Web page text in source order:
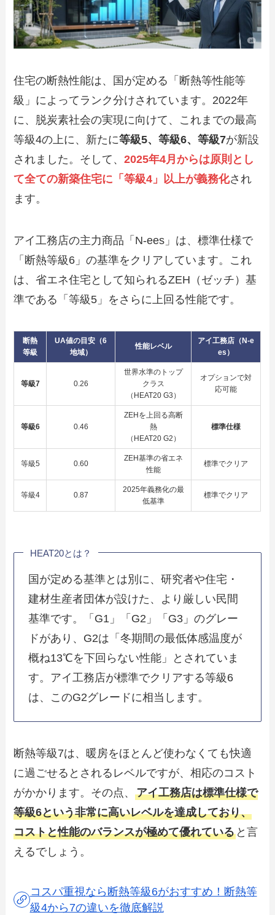
住宅の断熱性能は、国が定める「断熱等性能等
級」によってランク分けされています。2022年
に、脱炭素社会の実現に向けて、これまでの最高
等級4の上に、新たに等級5、等級6、等級7が新設
されました。そして、2025年4月からは原則とし
て全ての新築住宅に「等級4」以上が義務化され
ます。
アイ工務店の主力商品「N-ees」は、標準仕様で
「断熱等級6」の基準をクリアしています。これ
は、省エネ住宅として知られるZEH（ゼッチ）基
準である「等級5」をさらに上回る性能です。
断熱
等級
UA値の目安（6
地域）
性能レベル
アイ工務店（N-e
es）
等級7 0.26
世界水準のトップ
クラス
（HEAT20 G3）
オプションで対
応可能
等級6 0.46
ZEHを上回る高断
熱
（HEAT20 G2）
標準仕様
等級5 0.60
ZEH基準の省エネ
性能
標準でクリア
等級4 0.87
2025年義務化の最
低基準
標準でクリア
HEAT20とは？
国が定める基準とは別に、研究者や住宅・
建材生産者団体が設けた、より厳しい民間
基準です。「G1」「G2」「G3」のグレー
ドがあり、G2は「冬期間の最低体感温度が
概ね13℃を下回らない性能」とされていま
す。アイ工務店が標準でクリアする等級6
は、このG2グレードに相当します。
断熱等級7は、暖房をほとんど使わなくても快適
に過ごせるとされるレベルですが、相応のコスト
がかかります。その点、アイ工務店は標準仕様で
等級6という非常に高いレベルを達成しており、
コストと性能のバランスが極めて優れている と言
えるでしょう。
コスパ重視なら断熱等級6がおすすめ！断熱等
級4から7の違いを徹底解説